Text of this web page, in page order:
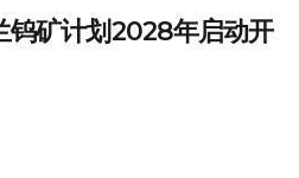
钨矿计划2028年启动开